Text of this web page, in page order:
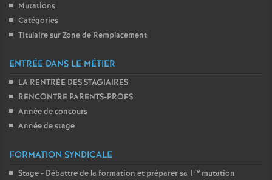
Mutations
Catégories
Titulaire sur Zone de Remplacement
ENTRÉE DANS LE MÉTIER
LA RENTRÉE DES STAGIAIRES
RENCONTRE PARENTS-PROFS
Année de concours
Année de stage
FORMATION SYNDICALE
Stage - Débattre de la formation et préparer sa 1 re mutation